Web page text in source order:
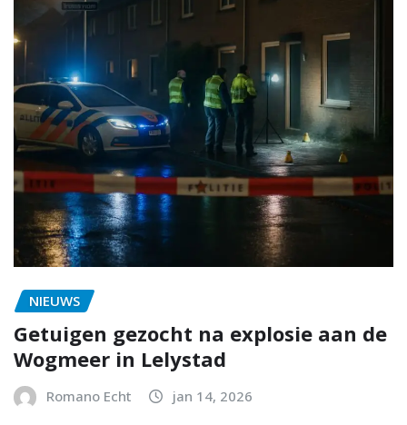
NIEUWS
Getuigen gezocht na explosie aan de
Wogmeer in Lelystad
Romano Echt jan 14, 2026